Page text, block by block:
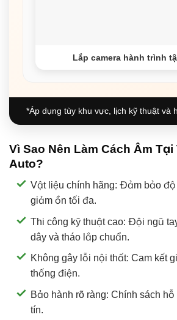
Lắp camera hành trình
*Áp dụng tùy khu vực, lịch kỹ thuật và
Vì Sao Nên Làm Cách Âm
Auto?
Vật liệu chính hãng: Đảm bảo
giảm ồn tối đa.
Thi công kỹ thuật cao: Đội ngũ
dây và tháo lắp chuẩn.
Không gây lỗi nội thất: Cam kết
thống điện.
Bảo hành rõ ràng: Chính sách
tín.